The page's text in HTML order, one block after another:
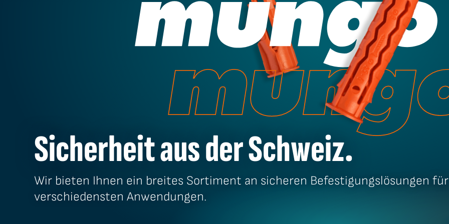
Sicherheit aus der Schweiz.
Wir bieten Ihnen ein breites Sortiment an sicheren Befestigungs­lösungen
verschiedensten Anwendungen.